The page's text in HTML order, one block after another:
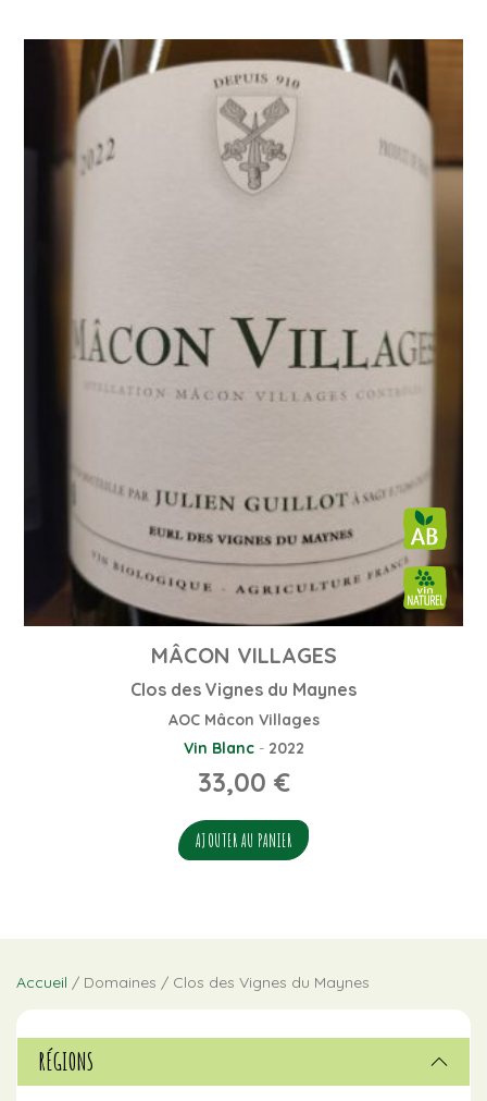
MÂCON VILLAGES
Clos des Vignes du Maynes
AOC Mâcon Villages
Vin Blanc- 2022
33,00 €
AJOUTER AU PANIER
Accueil / Domaines / Clos des Vignes du Maynes
RÉGIONS